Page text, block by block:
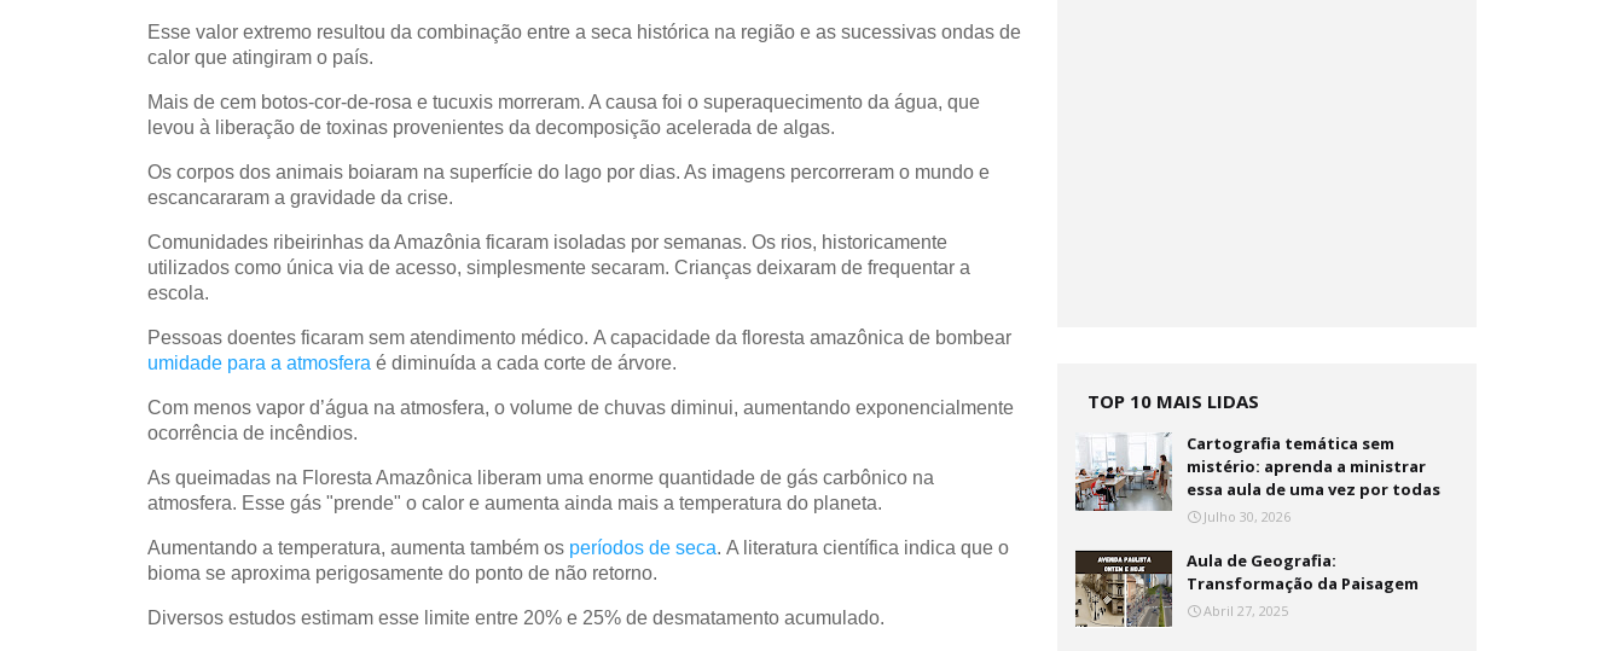
Esse valor extremo resultou da combinação entre a seca histórica na região e as sucessivas ondas de
calor que atingiram o país.
Mais de cem botos-cor-de-rosa e tucuxis morreram. A causa foi o superaquecimento da água, que
levou à liberação de toxinas provenientes da decomposição acelerada de algas.
Os corpos dos animais boiaram na superfície do lago por dias. As imagens percorreram o mundo e
escancararam a gravidade da crise.
Comunidades ribeirinhas da Amazônia ficaram isoladas por semanas. Os rios, historicamente
utilizados como única via de acesso, simplesmente secaram. Crianças deixaram de frequentar a
escola.
Pessoas doentes ficaram sem atendimento médico. A capacidade da floresta amazônica de bombear
umidade para a atmosfera é diminuída a cada corte de árvore.
Com menos vapor d’água na atmosfera, o volume de chuvas diminui, aumentando exponencialmente
ocorrência de incêndios.
As queimadas na Floresta Amazônica liberam uma enorme quantidade de gás carbônico na
atmosfera. Esse gás "prende" o calor e aumenta ainda mais a temperatura do planeta.
Aumentando a temperatura, aumenta também os períodos de seca. A literatura científica indica que o
bioma se aproxima perigosamente do ponto de não retorno.
Diversos estudos estimam esse limite entre 20% e 25% de desmatamento acumulado.
TOP 10 MAIS LIDAS
Cartografia temática sem
mistério: aprenda a ministrar
essa aula de uma vez por todas
Julho 30, 2026
Aula de Geografia:
Transformação da Paisagem
Abril 27, 2025